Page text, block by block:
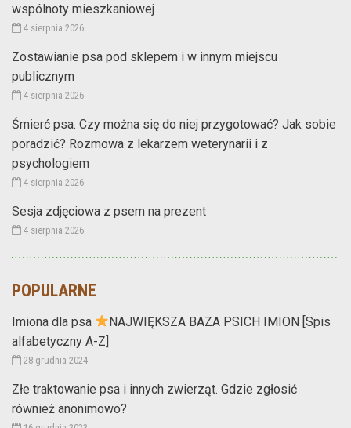
wspólnoty mieszkaniowej
4 sierpnia 2026
Zostawianie psa pod sklepem i w innym miejscu
publicznym
4 sierpnia 2026
Śmierć psa. Czy można się do niej przygotować? Jak sobie
poradzić? Rozmowa z lekarzem weterynarii i z
psychologiem
4 sierpnia 2026
Sesja zdjęciowa z psem na prezent
4 sierpnia 2026
POPULARNE
Imiona dla psa
NAJWIĘKSZA BAZA PSICH IMION [Spis
alfabetyczny A-Z]
28 grudnia 2024
Złe traktowanie psa i innych zwierząt. Gdzie zgłosić
również anonimowo?